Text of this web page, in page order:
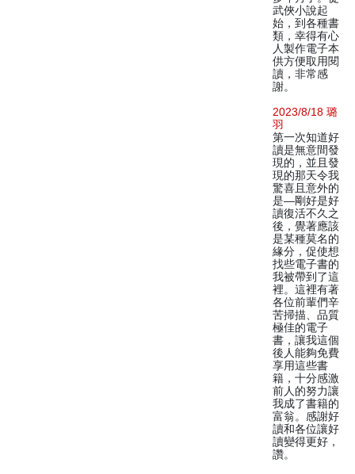
武俠小說起
始，到各種書
類，幸得有心
人製作電子本
供方便取用閱
讀，非常感
謝。
2023/8/18 璐
羽
第一次知道好
讀是無意間發
現的，並且發
現的那天令我
驚喜且意外的
是—剛好是好
讀復活不久之
後，覺著應該
是某種莫名的
緣分，促使想
找些電子書的
我被帶到了這
裡。這裡有著
各位前輩們辛
苦掃描、品質
極佳的電子
書，讓我這個
後人能夠免費
享用這些書
籍，十分感激
前人的努力讓
我成了書籍的
富翁。感謝好
讀和各位讓好
讀變得更好，
讚。